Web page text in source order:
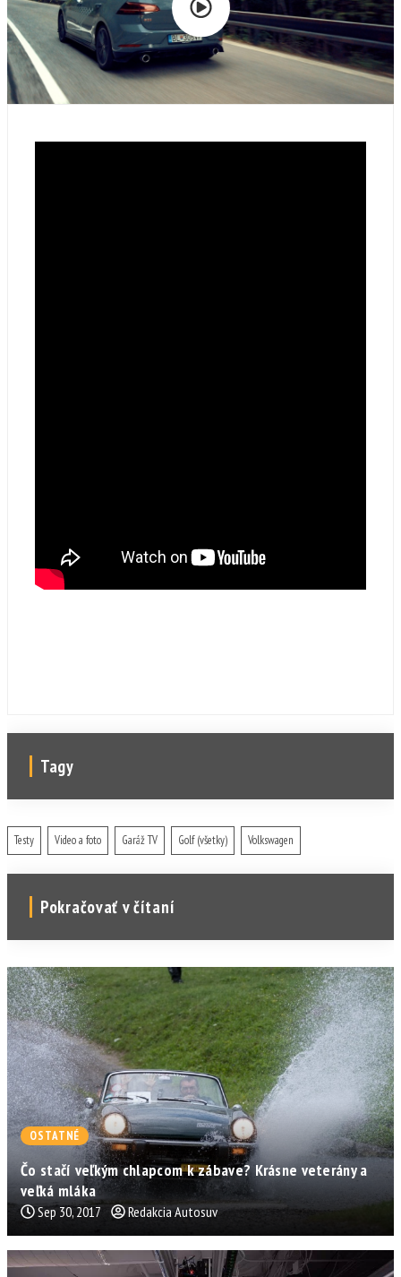
Tagy
Testy Video a foto Garáž TV Golf (všetky) Volkswagen
Pokračovať v čítaní
OSTATNÉ
Čo stačí veľkým chlapcom k zábave? Krásne veterány a
veľká mláka
Sep 30, 2017 Redakcia Autosuv